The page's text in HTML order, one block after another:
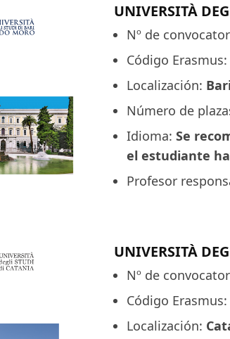
UNIVERSITÀ
Nº de
Código Erasmus:
Localización: Bari
Número de
Idioma: Se
el estudiante
Profesor
UNIVERSITÀ
Nº de
Código Erasmus:
Localización: